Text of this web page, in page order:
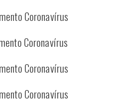
Coronavírus
Coronavírus
Coronavírus
Coronavírus